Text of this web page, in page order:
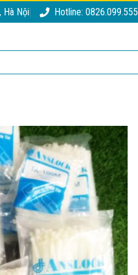
Hà Nội Hotline: 0826.099.555